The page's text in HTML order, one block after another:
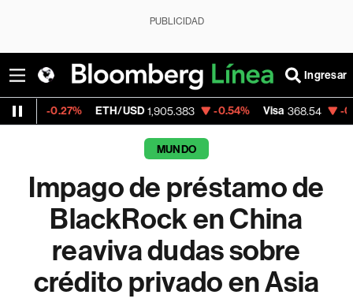
PUBLICIDAD
Ingresar
ETH/USD 1,905.383 -0.54% Visa 368.54 -0.28%
MUNDO
Impago de préstamo de
BlackRock en China
reaviva dudas sobre
crédito privado en Asia